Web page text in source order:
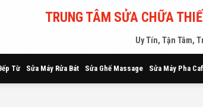
TRUNG TÂM SỬA CHỮA
Uy Tín, Tận Tâm,
Từ Sửa Máy Rửa Bát Sửa Ghế Massage Sửa Máy Pha